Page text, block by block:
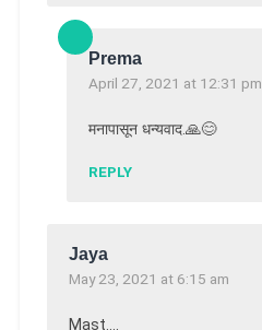
Prema
April 27, 2021 at 12:31 pm
मनापासून धन्यवाद.🙏😊
REPLY
Jaya
May 23, 2021 at 6:15 am
Mast….